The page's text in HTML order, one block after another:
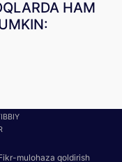
HAM
mulohaza qoldirish